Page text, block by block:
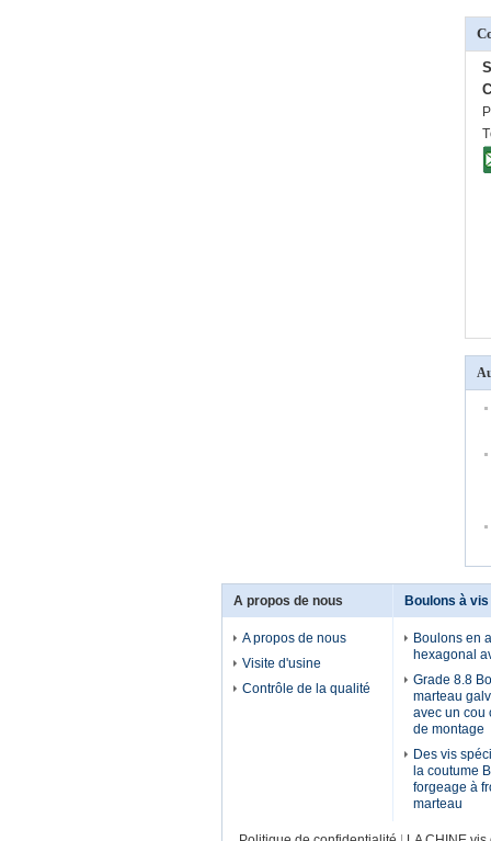
A propos de nous
A propos de nous
Visite d'usine
Contrôle de la qualité
Boulons à
Boulons en
hexagonal
Grade 8.8
marteau
avec un cou
de montage
Des vis
la coutume
forgeage à
marteau